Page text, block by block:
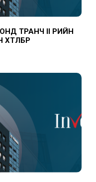
ТРАНЧ II ӨРИЙН